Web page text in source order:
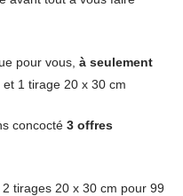
pour vous, à seulement
1 tirage 20 x 30 cm
concocté 3 offres
tirages 20 x 30 cm pour 99